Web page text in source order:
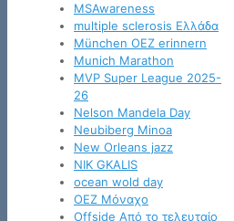
MSAwareness
multiple sclerosis Ελλάδα
München OEZ erinnern
Munich Marathon
MVP Super League 2025-
26
Nelson Mandela Day
Neubiberg Minoa
New Orleans jazz
NIK GKALIS
ocean wold day
OEZ Μόναχο
Offside Από το τελευταίο